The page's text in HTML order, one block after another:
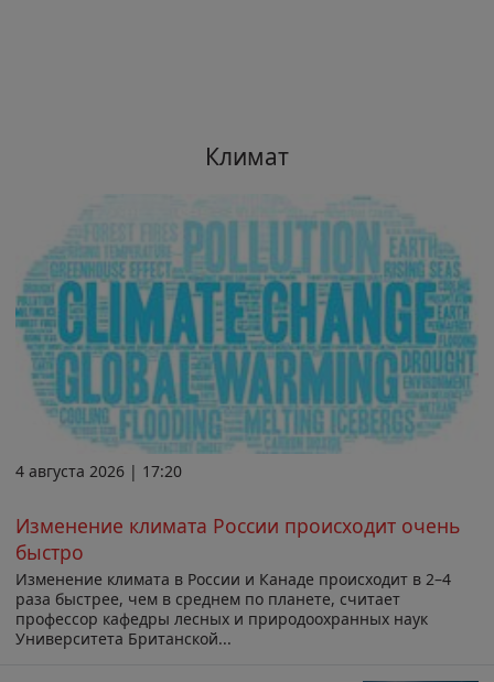
Климат
4 августа 2026 | 17:20
Изменение климата России происходит очень
быстро
Изменение климата в России и Канаде происходит в 2–4
раза быстрее, чем в среднем по планете, считает
профессор кафедры лесных и природоохранных наук
Университета Британской...